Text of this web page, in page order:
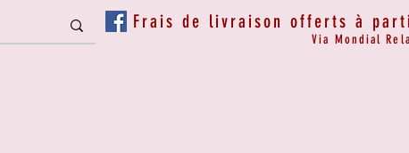
Frais de livraison offerts à
Via Mondial